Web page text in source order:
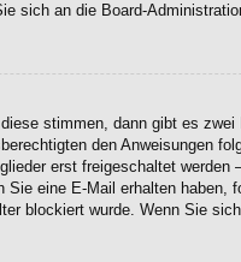
sich an die Board-
stimmen, dann gibt es
den Anweisungen
erst freigeschaltet werden
eine E-Mail erhalten haben,
blockiert wurde. Wenn Sie